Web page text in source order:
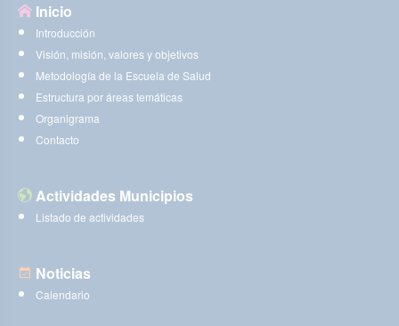
Inicio
Introducción
Visión, misión, valores y objetivos
Metodología de la Escuela de Salud
Estructura por áreas temáticas
Organigrama
Contacto
Actividades Municipios
Listado de actividades
Noticias
Calendario